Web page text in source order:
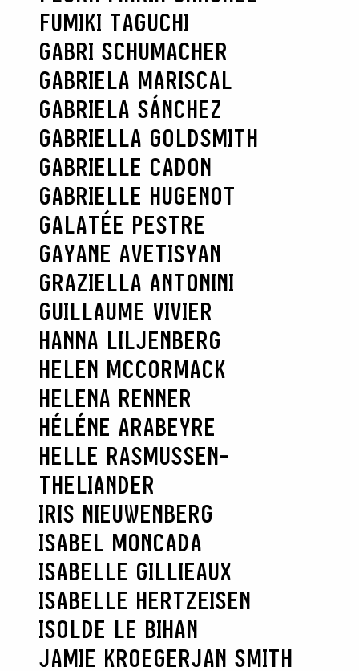
FUMIKI TAGUCHI
GABRI SCHUMACHER
GABRIELA MARISCAL
GABRIELA SÁNCHEZ
GABRIELLA GOLDSMITH
GABRIELLE CADON
GABRIELLE HUGENOT
GALATÉE PESTRE
GAYANE AVETISYAN
GRAZIELLA ANTONINI
GUILLAUME VIVIER
HANNA LILJENBERG
HELEN MCCORMACK
HELENA RENNER
HÉLÉNE ARABEYRE
HELLE RASMUSSEN-
THELIANDER
IRIS NIEUWENBERG
ISABEL MONCADA
ISABELLE GILLIEAUX
ISABELLE HERTZEISEN
ISOLDE LE BIHAN
JAMIE KROEGERJAN SMITH